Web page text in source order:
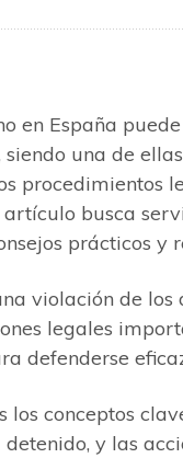
en España
una de
procedimientos
busca
prácticos y
violación de los
legales
defenderse
conceptos
y las